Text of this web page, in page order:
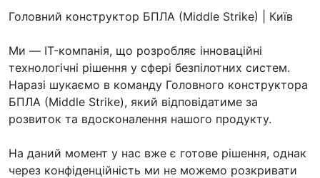
Головний конструктор БПЛА (Middle Strike) | Київ
Ми — IT-компанія, що розробляє інноваційні
технологічні рішення у сфері безпілотних систем.
Наразі шукаємо в команду Головного конструктора
БПЛА (Middle Strike), який відповідатиме за
розвиток та вдосконалення нашого продукту.
На даний момент у нас вже є готове рішення, однак
через конфіденційність ми не можемо розкривати